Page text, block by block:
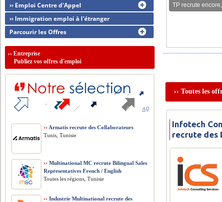
TP recrute
›› Toutes les
Infotech
recrute des
›› Emploi Centre d'Appel
›› Immigration emploi à l'étranger
Parcourir les Offres
››Entreprise
Publiez vos offres d'emploi
›› Armatis recrute des Collaborateurs
Tunis, Tunisie
›› Multinational MC recrute Bilingual Sales
Representatives French / English
Toutes les régions, Tunisie
›› Industrie Multinational recrute des